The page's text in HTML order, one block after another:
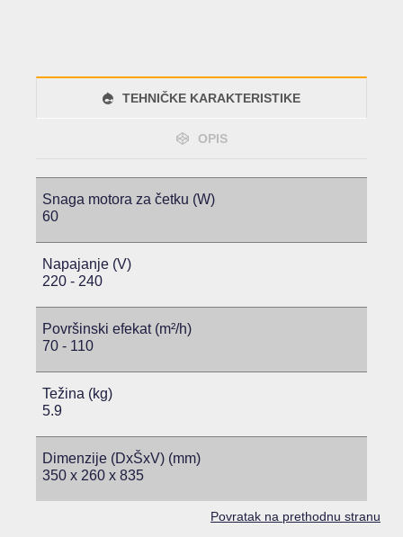
TEHNIČKE KARAKTERISTIKE
OPIS
Snaga motora za četku (W)
60
Napajanje (V)
220 - 240
Površinski efekat (m²/h)
70 - 110
Težina (kg)
5.9
Dimenzije (DxŠxV) (mm)
350 x 260 x 835
Povratak na prethodnu stranu